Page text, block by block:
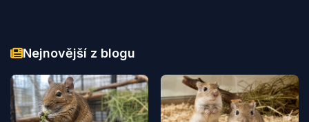
Nejnovější z blogu